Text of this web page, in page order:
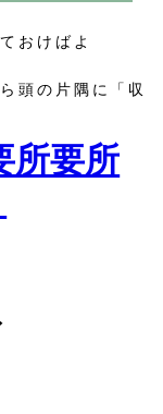
おけばよ
頭の片隅に「収
要所